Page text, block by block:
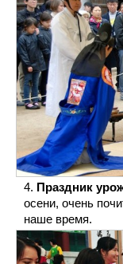
Праздник
осени, очень
наше время.